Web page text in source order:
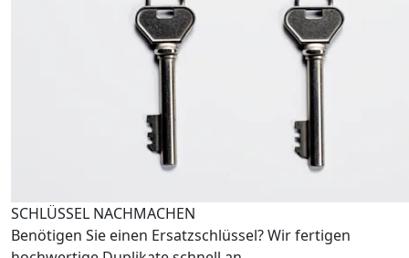
SCHLÜSSEL NACHMACHEN
Benötigen Sie einen Ersatzschlüssel? Wir fertigen